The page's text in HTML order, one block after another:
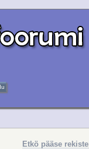
Etkö pääse